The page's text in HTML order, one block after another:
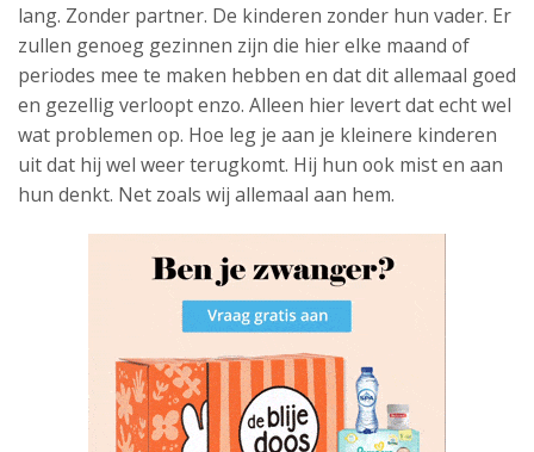
lang. Zonder partner. De kinderen zonder hun vader. Er
zullen genoeg gezinnen zijn die hier elke maand of
periodes mee te maken hebben en dat dit allemaal goed
en gezellig verloopt enzo. Alleen hier levert dat echt wel
wat problemen op. Hoe leg je aan je kleinere kinderen
uit dat hij wel weer terugkomt. Hij hun ook mist en aan
hun denkt. Net zoals wij allemaal aan hem.